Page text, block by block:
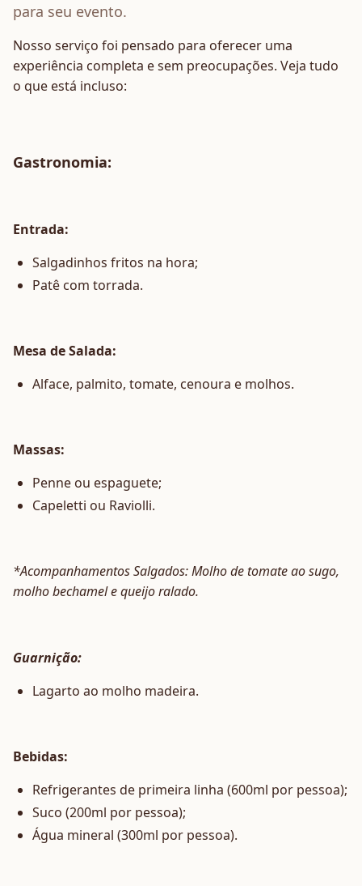
para seu evento.
Nosso serviço foi pensado para oferecer uma
experiência completa e sem preocupações. Veja tudo
o que está incluso:
Gastronomia:
Entrada:
Salgadinhos fritos na hora;
Patê com torrada.
Mesa de Salada:
Alface, palmito, tomate, cenoura e molhos.
Massas:
Penne ou espaguete;
Capeletti ou Raviolli.
*Acompanhamentos Salgados: Molho de tomate ao sugo,
molho bechamel e queijo ralado.
Guarnição:
Lagarto ao molho madeira.
Bebidas:
Refrigerantes de primeira linha (600ml por pessoa);
Suco (200ml por pessoa);
Água mineral (300ml por pessoa).